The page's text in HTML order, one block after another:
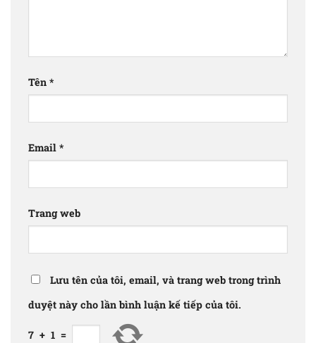
Tên *
Email *
Trang web
Lưu tên của tôi, email, và trang web trong trình
duyệt này cho lần bình luận kế tiếp của tôi.
7 + 1 =